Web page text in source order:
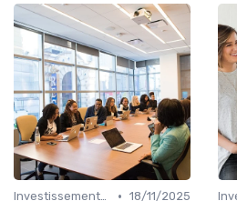
Investissements Écologiques et Durables • 18/11/2025